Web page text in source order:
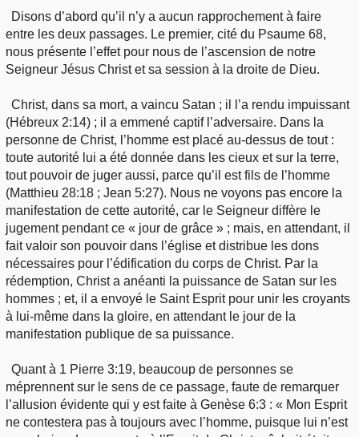
Disons d’abord qu’il n’y a aucun rapprochement à faire
entre les deux passages. Le premier, cité du Psaume 68,
nous présente l’effet pour nous de l’ascension de notre
Seigneur Jésus Christ et sa session à la droite de Dieu.
Christ, dans sa mort, a vaincu Satan ; il l’a rendu impuissant
(Hébreux 2:14) ; il a emmené captif l’adversaire. Dans la
personne de Christ, l’homme est placé au-dessus de tout :
toute autorité lui a été donnée dans les cieux et sur la terre,
tout pouvoir de juger aussi, parce qu’il est fils de l’homme
(Matthieu 28:18 ; Jean 5:27). Nous ne voyons pas encore la
manifestation de cette autorité, car le Seigneur diffère le
jugement pendant ce « jour de grâce » ; mais, en attendant, il
fait valoir son pouvoir dans l’église et distribue les dons
nécessaires pour l’édification du corps de Christ. Par la
rédemption, Christ a anéanti la puissance de Satan sur les
hommes ; et, il a envoyé le Saint Esprit pour unir les croyants
à lui-même dans la gloire, en attendant le jour de la
manifestation publique de sa puissance.
Quant à 1 Pierre 3:19, beaucoup de personnes se
méprennent sur le sens de ce passage, faute de remarquer
l’allusion évidente qui y est faite à Genèse 6:3 : « Mon Esprit
ne contestera pas à toujours avec l’homme, puisque lui n’est